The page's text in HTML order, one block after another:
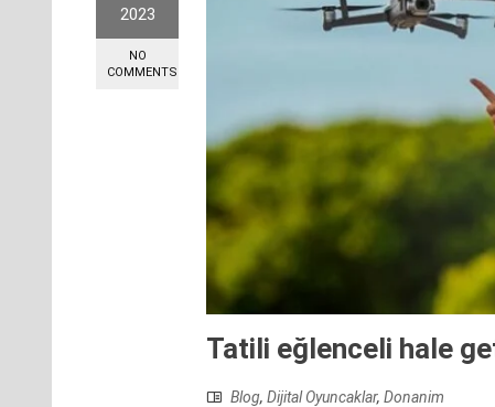
2023
NO
COMMENTS
Tatili eğlenceli hale
Blog, Dijital Oyuncaklar, Donanim